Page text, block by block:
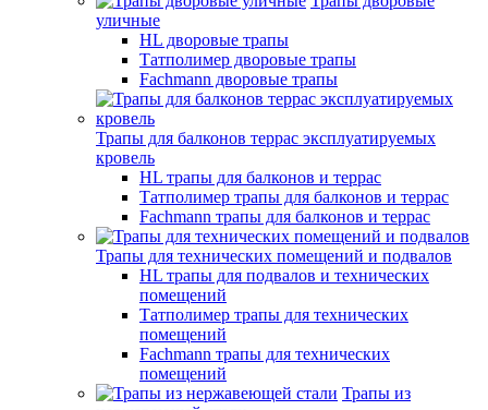
уличные
HL дворовые трапы
Татполимер дворовые трапы
Fachmann дворовые трапы
Трапы для балконов террас эксплуатируемых
кровель
HL трапы для балконов и террас
Татполимер трапы для балконов и террас
Fachmann трапы для балконов и террас
Трапы для технических помещений и подвалов
HL трапы для подвалов и технических
помещений
Татполимер трапы для технических
помещений
Fachmann трапы для технических
помещений
Трапы из